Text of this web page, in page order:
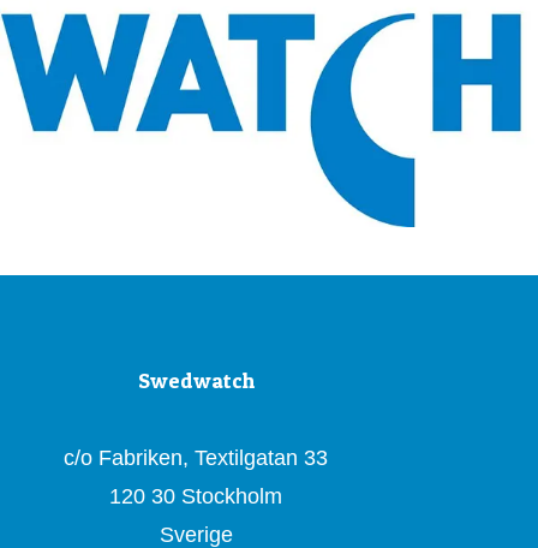
Swedwatch
c/o Fabriken, Textilgatan 33
120 30 Stockholm
Sverige